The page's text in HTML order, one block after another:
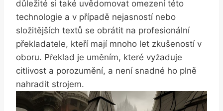
důležité si také uvědomovat ⁤omezení této​
technologie a v případě ‍nejasností nebo
složitějších textů se ‌obrátit na profesionální
překladatele,​ kteří⁢ mají mnoho let zkušeností v
oboru. Překlad je uměním, které vyžaduje
citlivost a‌ porozumění, a není snadné ho‌ plně
nahradit strojem.